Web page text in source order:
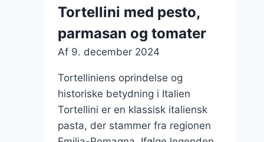
ovnen
til
festlige
Tortellini med pesto,
parmasan og tomater
Af 9. december 2024
Tortelliniens oprindelse og
historiske betydning i Italien
Tortellini er en klassisk italiensk
pasta, der stammer fra regionen